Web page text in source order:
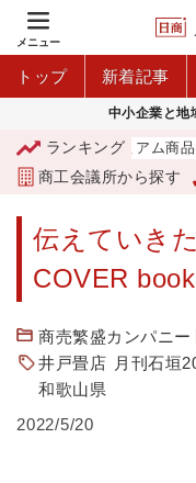
メニュー
トップ 新着記事
中小企業と地
ランキング
「青森市プレミアム商品
商工会議所から探す
伝えていき
COVER book
商売繁盛カンパニー
井戸畳店 月刊石垣
和歌山県
2022/5/20